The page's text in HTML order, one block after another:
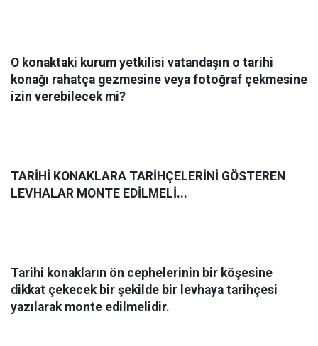
O konaktaki kurum yetkilisi vatandaşın o tarihi
konağı rahatça gezmesine veya fotoğraf çekmesine
izin verebilecek mi?
TARİHİ KONAKLARA TARİHÇELERİNİ GÖSTEREN
LEVHALAR MONTE EDİLMELİ...
Tarihi konakların ön cephelerinin bir köşesine
dikkat çekecek bir şekilde bir levhaya tarihçesi
yazılarak monte edilmelidir.